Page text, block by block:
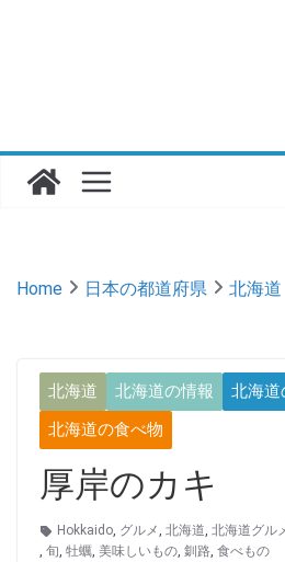
Home 日本の都道府県 北海道
北海道 北海道の情報
北海道
北海道の食べ物
厚岸のカキ
Hokkaido, グルメ, 北海道, 北海道グル
, 旬, 牡蠣, 美味しいもの, 釧路, 食べもの